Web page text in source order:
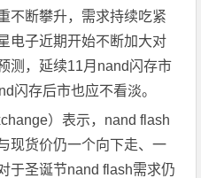
不断攀升，需求持续吃紧
电子近期开始不断加大对
测，延续11月nand闪存市
闪存后市也应不看淡。
）表示，nand flash
现货价仍一个向下走、一
于圣诞节nand flash需求仍